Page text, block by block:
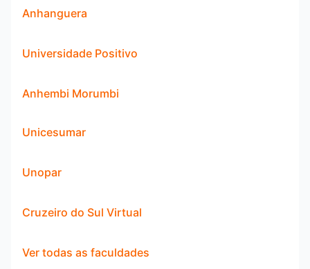
Anhanguera
Universidade Positivo
Anhembi Morumbi
Unicesumar
Unopar
Cruzeiro do Sul Virtual
Ver todas as faculdades